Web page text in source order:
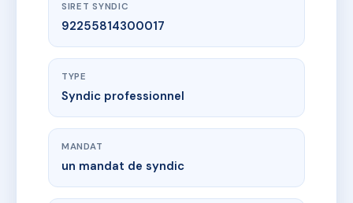
SIRET SYNDIC
92255814300017
TYPE
Syndic professionnel
MANDAT
un mandat de syndic